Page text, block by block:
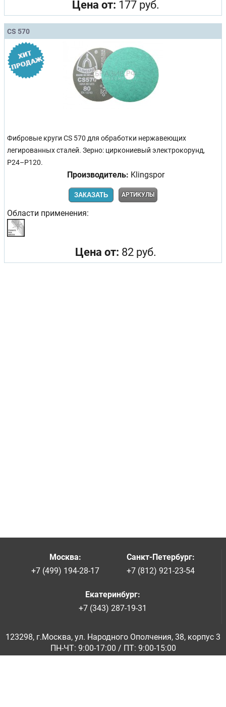
Цена от: 177 руб.
CS 570
Фибровые круги CS 570 для обработки нержавеющих
легированных сталей. Зерно: циркониевый электрокорунд,
P24–P120.
Производитель: Klingspor
ЗАКАЗАТЬ АРТИКУЛЫ
Области применения:
Цена от: 82 руб.
Москва:
+7 (499) 194-28-17
Санкт-Петербург:
+7 (812) 921-23-54
Екатеринбург:
+7 (343) 287-19-31
123298, г.Москва, ул. Народного Ополчения, 38, корпус 3
ПН-ЧТ: 9:00-17:00 / ПТ: 9:00-15:00